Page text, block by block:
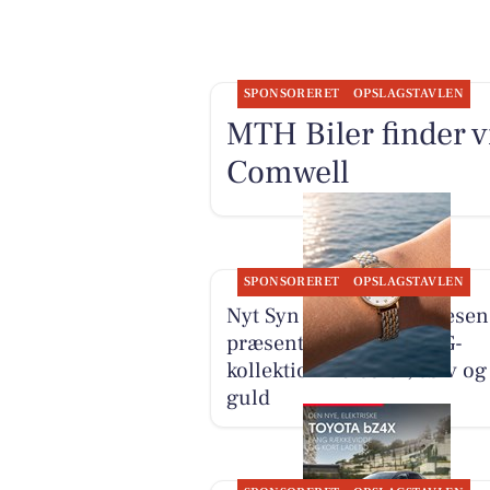
SPONSORERET OPSLAGSTAVLEN
MTH Biler finder
Comwell
SPONSORERET OPSLAGSTAVLEN
Nyt Syn Brøndum Jeppesen
præsenterer ny BERING-
kollektion i bicolor, sølv og
guld